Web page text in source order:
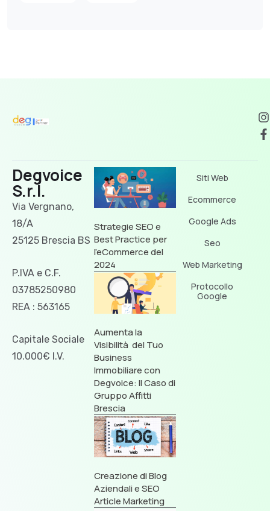
Degvoice
S.r.l.
Via Vergnano,
18/A
25125 Brescia BS
P.IVA e C.F.
03785250980
REA : 563165
Capitale Sociale
10.000€ I.V.
Strategie SEO e
Best Practice per
l’eCommerce del
2024
Aumenta la
Visibilità del Tuo
Business
Immobiliare con
Degvoice: Il Caso di
Gruppo Affitti
Brescia
Creazione di Blog
Aziendali e SEO
Article Marketing
Siti Web
Ecommerce
Google Ads
Seo
Web Marketing
Protocollo
Google